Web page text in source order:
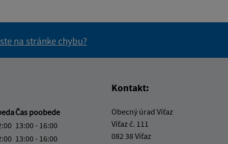
na stránke chybu?
Čas poobede
13:00 - 16:00
13:00 - 16:00
Kontakt:
Obecný úrad Víťaz
Víťaz č. 111
082 38 Víťaz